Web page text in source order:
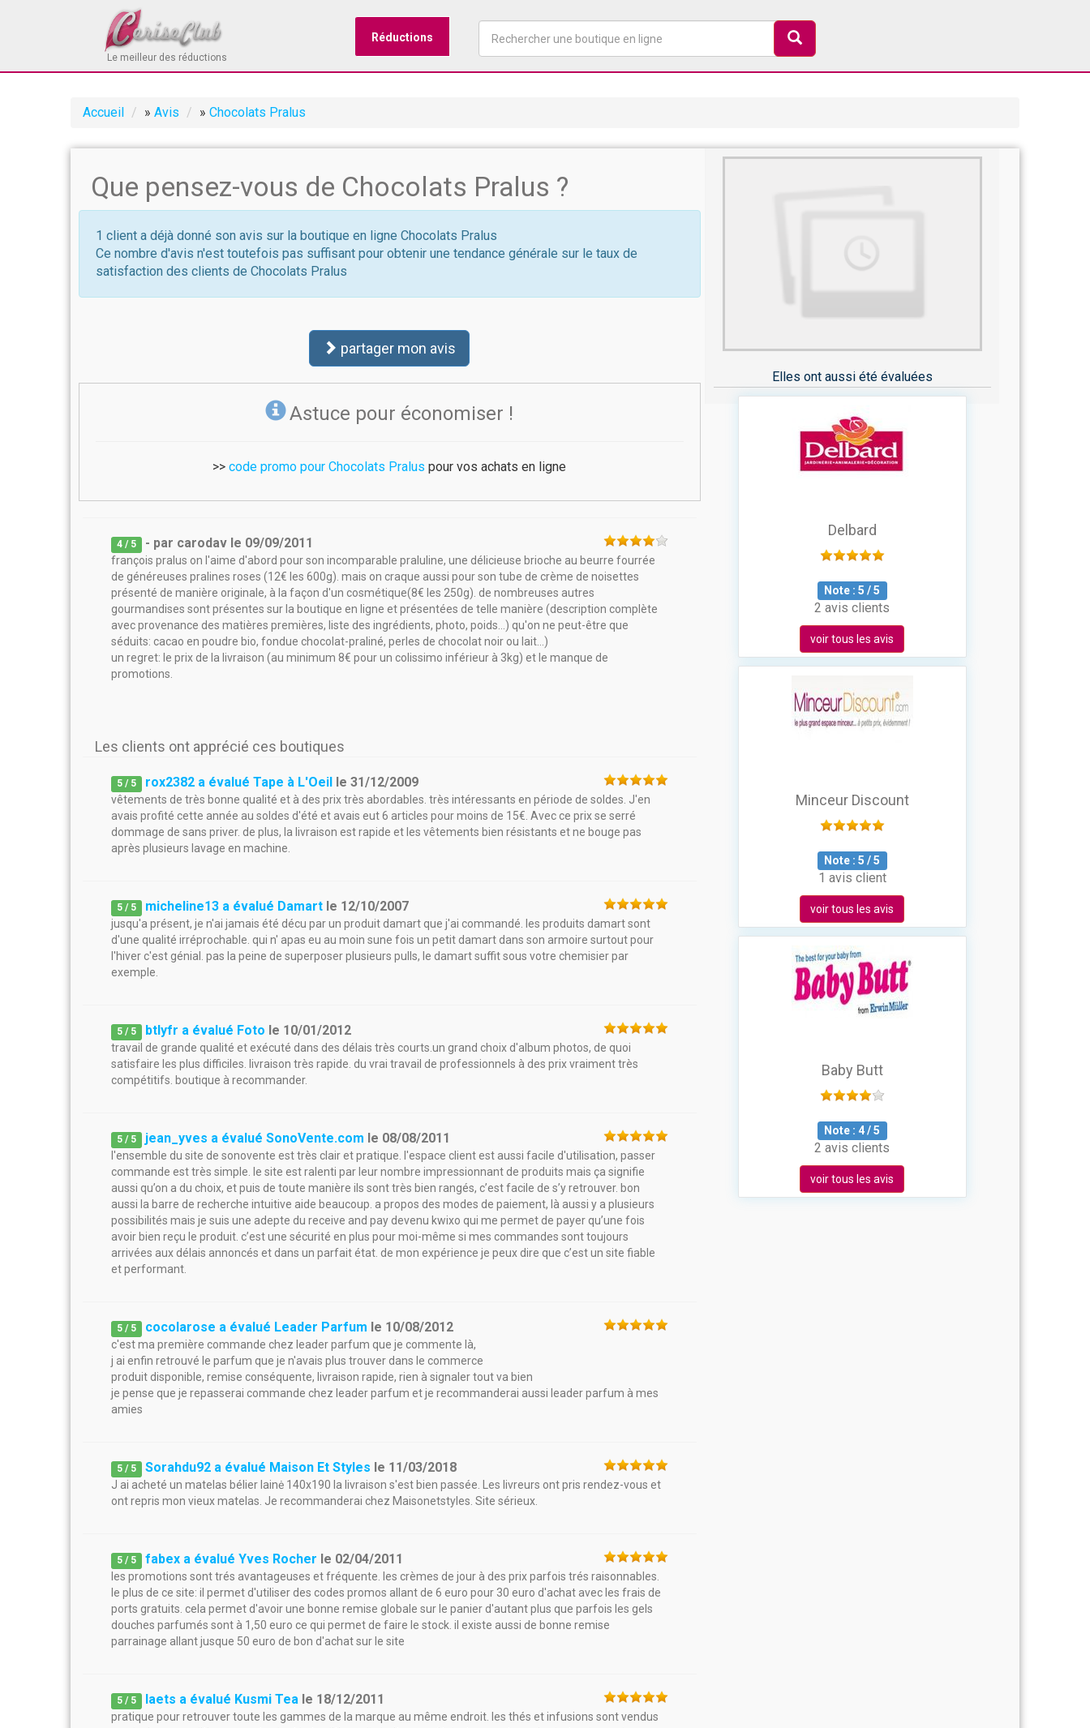
Le meilleur des réductions
Réductions
Accueil » Avis » Chocolats Pralus
Que pensez-vous de Chocolats Pralus ?
1 client a déjà donné son avis sur la boutique en ligne Chocolats Pralus
Ce nombre d'avis n'est toutefois pas suffisant pour obtenir une tendance générale sur le taux de
satisfaction des clients de Chocolats Pralus
partager mon avis
Astuce pour économiser !
>>code promo pour Chocolats Pralus pour vos achats en ligne
4 / 5 - par carodav le 09/09/2011
françois pralus on l'aime d'abord pour son incomparable praluline, une délicieuse brioche au beurre fourrée
de généreuses pralines roses (12€ les 600g). mais on craque aussi pour son tube de crème de noisettes
présenté de manière originale, à la façon d'un cosmétique(8€ les 250g). de nombreuses autres
gourmandises sont présentes sur la boutique en ligne et présentées de telle manière (description complète
avec provenance des matières premières, liste des ingrédients, photo, poids...) qu'on ne peut-être que
séduits: cacao en poudre bio, fondue chocolat-praliné, perles de chocolat noir ou lait...)
un regret: le prix de la livraison (au minimum 8€ pour un colissimo inférieur à 3kg) et le manque de
promotions.
Les clients ont apprécié ces boutiques
5 / 5 rox2382 a évalué Tape à L'Oeil le31/12/2009
vêtements de très bonne qualité et à des prix très abordables. très intéressants en période de soldes. J'en
avais profité cette année au soldes d'été et avais eut 6 articles pour moins de 15€. Avec ce prix se serré
dommage de sans priver. de plus, la livraison est rapide et les vêtements bien résistants et ne bouge pas
après plusieurs lavage en machine.
5 / 5 micheline13 a évalué Damart le 12/10/2007
jusqu'a présent, je n'ai jamais été décu par un produit damart que j'ai commandé. les produits damart sont
d'une qualité irréprochable. qui n' apas eu au moin sune fois un petit damart dans son armoire surtout pour
l'hiver c'est génial. pas la peine de superposer plusieurs pulls, le damart suffit sous votre chemisier par
exemple.
5 / 5 btlyfr a évalué Foto le 10/01/2012
travail de grande qualité et exécuté dans des délais très courts.un grand choix d'album photos, de quoi
satisfaire les plus difficiles. livraison très rapide. du vrai travail de professionnels à des prix vraiment très
compétitifs. boutique à recommander.
5 / 5 jean_yves a évalué SonoVente.com le 08/08/2011
l'ensemble du site de sonovente est très clair et pratique. l'espace client est aussi facile d'utilisation, passer
commande est très simple. le site est ralenti par leur nombre impressionnant de produits mais ça signifie
aussi qu’on a du choix, et puis de toute manière ils sont très bien rangés, c’est facile de s’y retrouver. bon
aussi la barre de recherche intuitive aide beaucoup. a propos des modes de paiement, là aussi y a plusieurs
possibilités mais je suis une adepte du receive and pay devenu kwixo qui me permet de payer qu’une fois
avoir bien reçu le produit. c’est une sécurité en plus pour moi-même si mes commandes sont toujours
arrivées aux délais annoncés et dans un parfait état. de mon expérience je peux dire que c’est un site fiable
et performant.
5 / 5 cocolarose a évalué Leader Parfum le 10/08/2012
c'est ma première commande chez leader parfum que je commente là,
j ai enfin retrouvé le parfum que je n'avais plus trouver dans le commerce
produit disponible, remise conséquente, livraison rapide, rien à signaler tout va bien
je pense que je repasserai commande chez leader parfum et je recommanderai aussi leader parfum à mes
amies
5 / 5 Sorahdu92 a évalué Maison Et Styles le 11/03/2018
J ai acheté un matelas bélier lainė 140x190 la livraison s'est bien passée. Les livreurs ont pris rendez-vous et
ont repris mon vieux matelas. Je recommanderai chez Maisonetstyles. Site sérieux.
5 / 5 fabex a évalué Yves Rocher le 02/04/2011
les promotions sont trés avantageuses et fréquente. les crèmes de jour à des prix parfois trés raisonnables.
le plus de ce site: il permet d'utiliser des codes promos allant de 6 euro pour 30 euro d'achat avec les frais de
ports gratuits. cela permet d'avoir une bonne remise globale sur le panier d'autant plus que parfois les gels
douches parfumés sont à 1,50 euro ce qui permet de faire le stock. il existe aussi de bonne remise
parrainage allant jusque 50 euro de bon d'achat sur le site
5 / 5 laets a évalué Kusmi Tea le 18/12/2011
pratique pour retrouver toute les gammes de la marque au même endroit. les thés et infusions sont vendus
Elles ont aussi été évaluées
Delbard
Note :5 /5
2 avis clients
voir tous les avis
Minceur Discount
Note :5 /5
1 avis client
voir tous les avis
Baby Butt
Note : 4/5
2 avis clients
voir tous les avis